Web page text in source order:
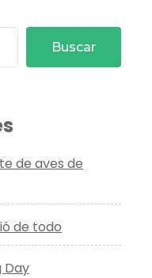
Buscar
de aves de
de todo
Day